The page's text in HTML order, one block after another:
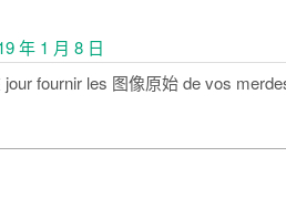
年 1 月 8 日
fournir les 图像原始 de vos